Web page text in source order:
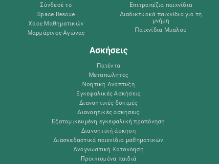
Σύνδεσέ το
Space Rescue
Χάος Μαθηματικών
Μαρμάρινος Αγώνας
Επιτραπέζια παιχνίδια
Διαδικτυακά παιχνίδια για τη
μνήμη
Παιχνίδια Μυαλού
Ασκήσεις
Πατέντα
Μεταπωλητές
Νοητική Ανάπτυξη
Εγκεφαλικές Ασκήσεις
Διανοητικές δοκιμές
Διανοητικές ασκήσεις
Εξατομικευμένη εγκεφαλική προπόνηση
Διανοητική άσκηση
Διασκεδαστικά παιχνίδια μαθηματικών
Αναγνωστική Κατανόηση
Προικισμένα παιδιά